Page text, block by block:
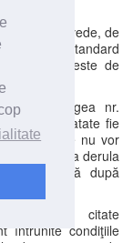
2000 prevede, de
o clauzã standard
este de
6 din Legea nr.
şi constatate fie
prin lege nu vor
se va derula
numai dacă după
dispozițiile citate
întrunite condiţiile